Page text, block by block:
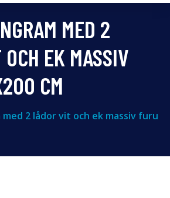
MED 2
EK MASSIV
CM
med 2 lådor vit och ek massiv furu